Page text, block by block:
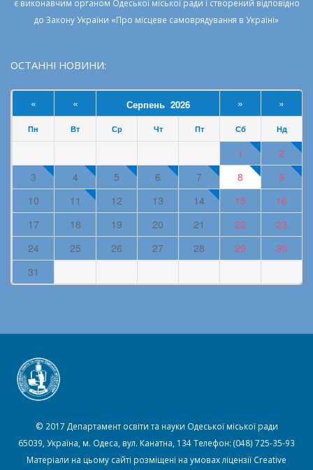
є виконавчим органом Одеської міської ради і створений відповідно
до Закону України «Про місцеве самоврядування в Україні»
ОСТАННІ НОВИНИ:
« « Серпень 2026 » »
Пн Вт Ср Чт Пт Сб Нд
1
2
3
4 5 6 7 8
9
10
11 12 13 14 15
16
17
18 19 20 21 22
23
24
25 26 27 28 29
30
31
© 2017 Департамент освіти та науки Одеської міської ради
65039, Україна, м. Одеса, вул. Канатна, 134 Телефон: (048) 725-35-93
Матеріали на цьому сайті розміщені на умовах ліцензії Creative